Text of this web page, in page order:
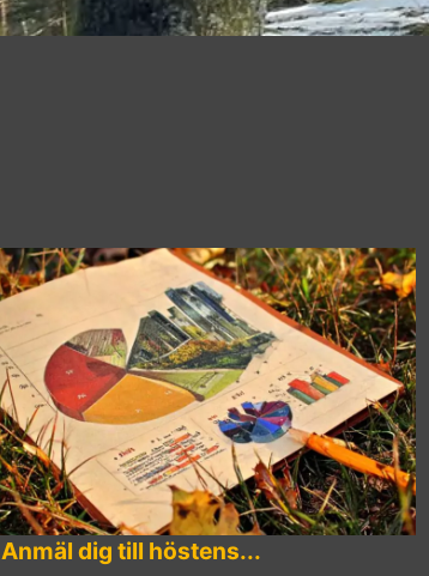
Anmäl dig till höstens...